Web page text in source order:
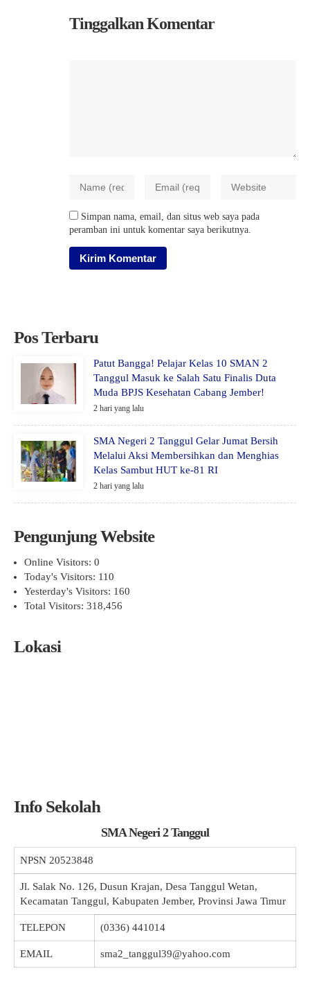
Tinggalkan Komentar
Simpan nama, email, dan situs web saya pada
peramban ini untuk komentar saya berikutnya.
Pos Terbaru
Patut Bangga! Pelajar Kelas 10 SMAN 2
Tanggul Masuk ke Salah Satu Finalis Duta
Muda BPJS Kesehatan Cabang Jember!
2 hari yang lalu
SMA Negeri 2 Tanggul Gelar Jumat Bersih
Melalui Aksi Membersihkan dan Menghias
Kelas Sambut HUT ke-81 RI
2 hari yang lalu
Pengunjung Website
Online Visitors: 0
Today's Visitors: 110
Yesterday's Visitors: 160
Total Visitors: 318,456
Lokasi
Info Sekolah
SMA Negeri 2 Tanggul
NPSN 20523848
Jl. Salak No. 126, Dusun Krajan, Desa Tanggul Wetan,
Kecamatan Tanggul, Kabupaten Jember, Provinsi Jawa Timur
TELEPON (0336) 441014
EMAIL sma2_tanggul39@yahoo.com